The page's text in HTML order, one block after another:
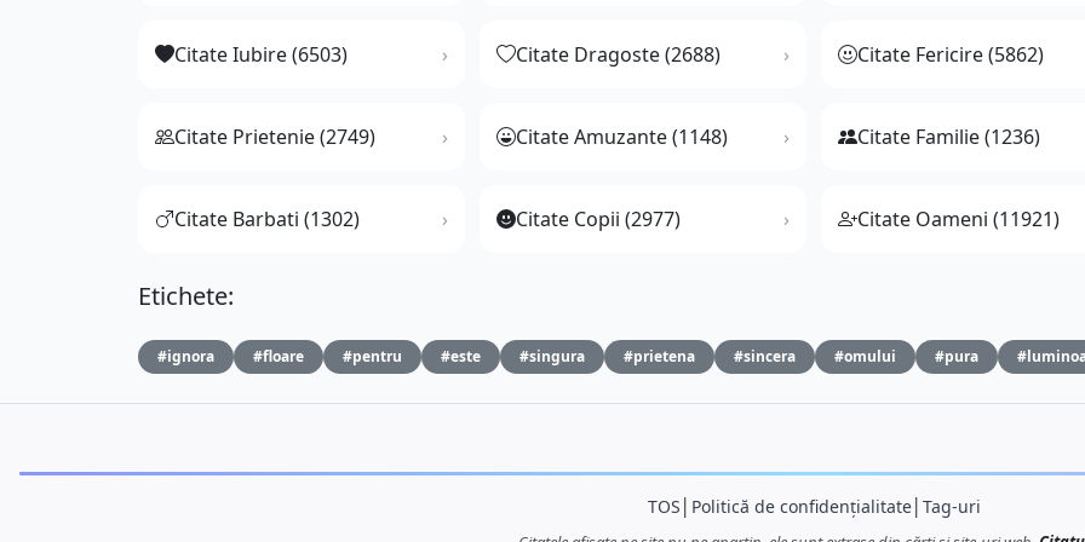
Citate Iubire (6503) Citate Dragoste (2688) Citate Fericire (5862)
Citate Prietenie (2749) Citate Amuzante (1148) Citate Familie (1236)
Citate Barbati (1302) Citate Copii (2977) Citate Oameni (11921)
Etichete:
#ignora #floare #pentru #este #singura #prietena #sincera #omului #pura
TOS Politică de confidențialitate│ Tag-uri